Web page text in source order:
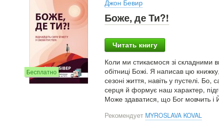
Бесплатно
Джон Бевир
Боже, де Ти?!
Читать книгу
Коли ми стикаємося зі складними
обітниці Божі. Я написав цю
сезоні життя, навіть у пустелі.
серця й формує наш характер,
Може здаватися, що Бог мовчить і
Рекомендует MYROSLAVA KOVAL